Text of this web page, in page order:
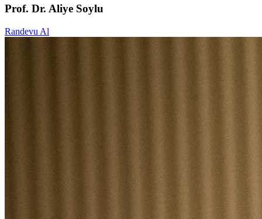
Prof. Dr. Aliye Soylu
Randevu Al